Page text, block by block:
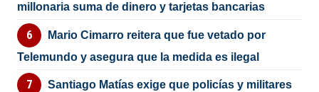
millonaria suma de dinero y tarjetas bancarias
Mario Cimarro reitera que fue vetado por
Telemundo y asegura que la medida es ilegal
Santiago Matías exige que policías y militares